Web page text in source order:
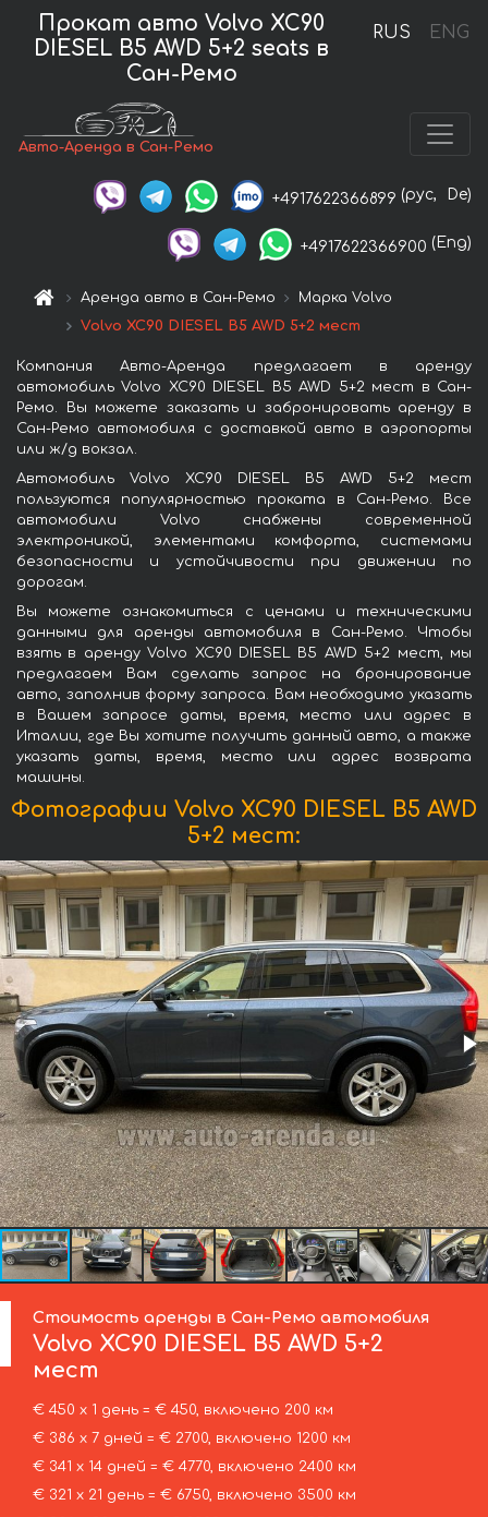
RUS ENG
Прокат авто Volvo XC90
DIESEL B5 AWD 5+2 seats в
Сан-Ремо
Авто-Аренда в Сан-Ремо
+4917622366899 (рус, De)
+4917622366900 (Eng)
Аренда авто в Сан-Ремо
Марка Volvo
Volvo XC90 DIESEL B5 AWD 5+2 мест
Компания Авто-Аренда предлагает в аренду
автомобиль Volvo XC90 DIESEL B5 AWD 5+2 мест в Сан-
Ремо. Вы можете заказать и забронировать аренду в
Сан-Ремо автомобиля с доставкой авто в аэропорты
или ж/д вокзал.
Автомобиль Volvo XC90 DIESEL B5 AWD 5+2 мест
пользуются популярностью проката в Сан-Ремо. Все
автомобили Volvo снабжены современной
электроникой, элементами комфорта, системами
безопасности и устойчивости при движении по
дорогам.
Вы можете ознакомиться с ценами и техническими
данными для аренды автомобиля в Сан-Ремо. Чтобы
взять в аренду Volvo XC90 DIESEL B5 AWD 5+2 мест, мы
предлагаем Вам сделать запрос на бронирование
авто, заполнив форму запроса. Вам необходимо указать
в Вашем запросе даты, время, место или адрес в
Италии, где Вы хотите получить данный авто, а также
указать даты, время, место или адрес возврата
машины.
Фотографии Volvo XC90 DIESEL B5 AWD
5+2 мест:
Стоимость аренды в Сан-Ремо автомобиля
Volvo XC90 DIESEL B5 AWD 5+2
мест
€ 450 х 1 день = € 450, включено 200 км
€ 386 х 7 дней = € 2700, включено 1200 км
€ 341 х 14 дней = € 4770, включено 2400 км
€ 321 х 21 день = € 6750, включено 3500 км